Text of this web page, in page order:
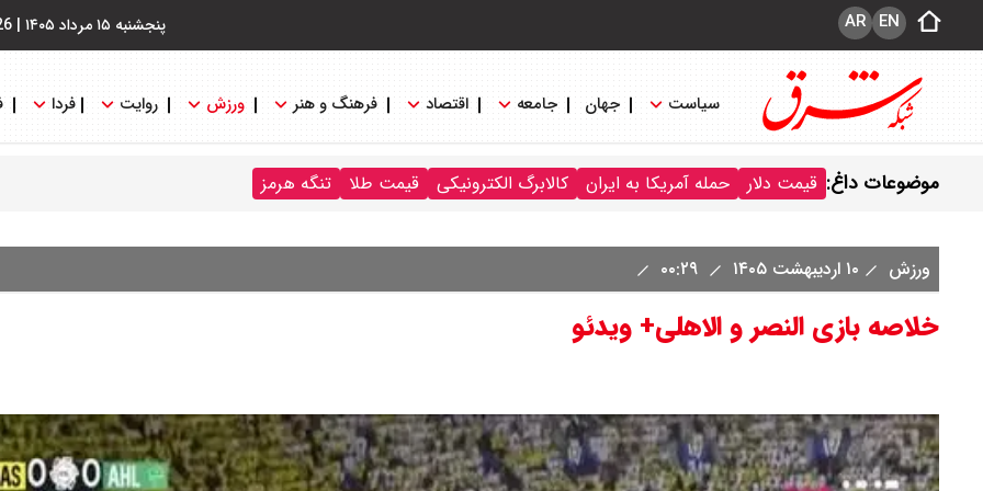
پنجشنبه ۱۵ مرداد ۱۴۰۵ | EN
AR
سیاست جهان جامعه اقتصاد فرهنگ و هنر ورزش روایت فردا
موضوعات داغ: قیمت دلار حمله آمریکا به ایران کالابرگ الکترونیکی قیمت طلا تنگه هرمز
ورزش ۱۰ اردیبهشت ۱۴۰۵
خلاصه بازی النصر و الاهلی+ ویدئو